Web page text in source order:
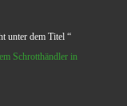
unter dem Titel “
Schrotthändler in